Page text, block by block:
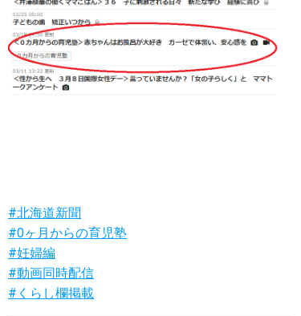
#北海道新聞
#0ヶ月からの育児塾
#妊婦編
#動画同時配信
#くらし欄掲載